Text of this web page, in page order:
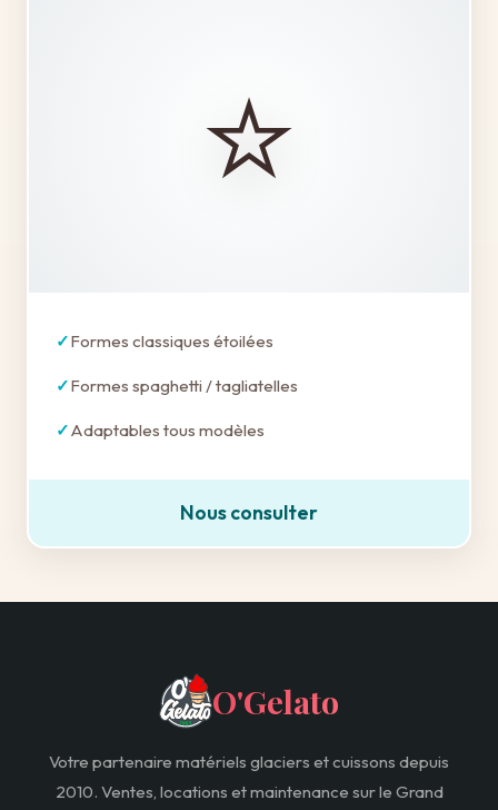
⭐
Formes classiques étoilées
Formes spaghetti / tagliatelles
Adaptables tous modèles
Nous consulter
O'Gelato
Votre partenaire matériels glaciers et cuissons depuis
2010. Ventes, locations et maintenance sur le Grand